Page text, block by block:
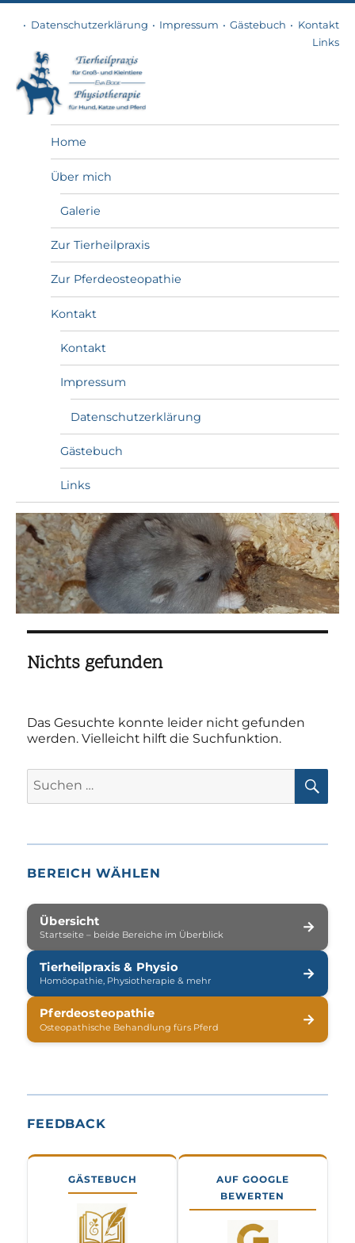
Kontakt
Gästebuch
Impressum
Datenschutzerklärung
Links
Tierheilpraxis
Home
Über mich
Galerie
Zur Tierheilpraxis
Zur Pferdeosteopathie
Kontakt
Kontakt
Impressum
Datenschutzerklärung
Gästebuch
Links
Nichts gefunden
Das Gesuchte konnte leider nicht gefunden
werden. Vielleicht hilft die Suchfunktion.
Suchen
BEREICH WÄHLEN
Übersicht
Startseite – beide Bereiche im Überblick →
Tierheilpraxis & Physio
Homöopathie, Physiotherapie & mehr →
Pferdeosteopathie
Osteopathische Behandlung fürs Pferd →
FEEDBACK
GÄSTEBUCH
AUF GOOGLE
BEWERTEN